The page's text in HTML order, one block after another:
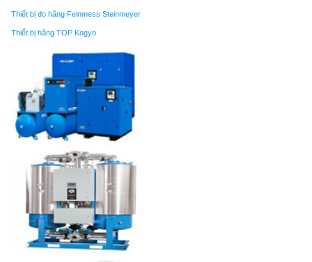
Thiết bị đo hãng Feinmess Steinmeyer
Thiết bị hãng TOP Kogyo